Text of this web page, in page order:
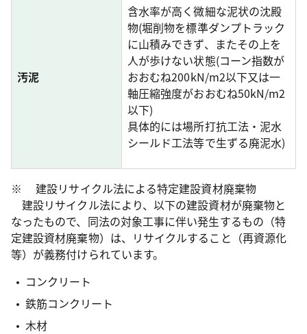
汚泥
含水率が高く微細な泥状の沈殿
物(堀削物を標準ダンプトラック
に山積みできず、またその上を
人が歩けない状態(コーン指数が
おおむね200kN/m2以下又は一
軸圧縮強度がおおむね50kN/m2
以下)
具体的には場所打抗工法・泥水
シールド工法等で生ずる廃泥水)
※
建設リサイクル法による特定建設資材廃棄物
建設リサイクル法により、以下の建設資材が廃棄物と
なったもので、同法の対象工事に伴い発生するもの（特
定建設資材廃棄物）は、リサイクルすること（再資源化
等）が義務付けられています。
コンクリート
鉄筋コンクリート
木材